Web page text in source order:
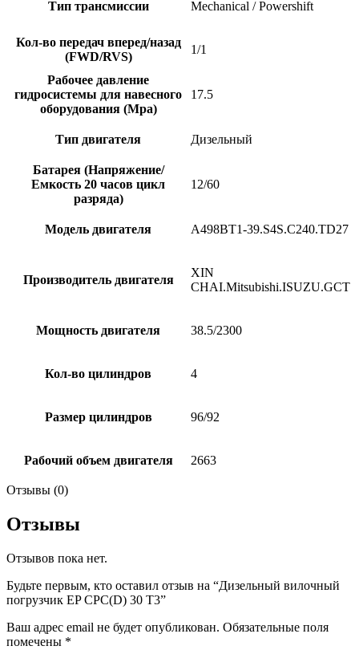
Тип трансмиссии Mechanical / Powershift
Кол-во передач вперед/назад
(FWD/RVS)
1/1
Рабочее давление
гидросистемы для навесного
оборудования (Mpa)
17.5
Тип двигателя Дизельный
Батарея (Напряжение/
Емкость 20 часов цикл
разряда)
12/60
Модель двигателя A498BT1-39.S4S.C240.TD27
Производитель двигателя
XIN
CHAI.Mitsubishi.ISUZU.GCT
Мощность двигателя 38.5/2300
Кол-во цилиндров 4
Размер цилиндров 96/92
Рабочий объем двигателя 2663
Отзывы (0)
Отзывы
Отзывов пока нет.
Будьте первым, кто оставил отзыв на “Дизельный вилочный
погрузчик EP CPC(D) 30 T3”
Ваш адрес email не будет опубликован. Обязательные поля
помечены *